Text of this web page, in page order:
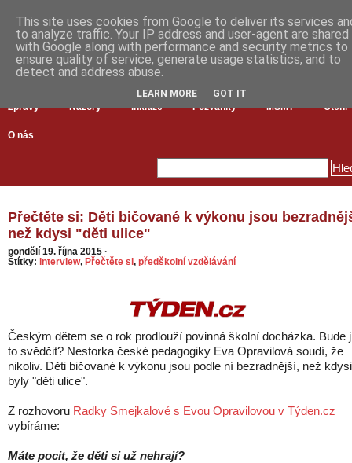
Zprávy Názory Inkluze Pozvánky MŠMT Čtení
O nás
Přečtěte si: Děti bičované k výkonu jsou
než kdysi "děti ulice"
pondělí 19. října 2015 ·
Štítky: interview, Přečtěte si, předškolní vzdělávání
Českým dětem se o rok prodlouží povinná školní docházka. Bude
to svědčit? Nestorka české pedagogiky Eva Opravilová soudí, že
nikoliv. Děti bičované k výkonu jsou podle ní bezradnější, než kdysi
byly "děti ulice".
Z rozhovoru Radky Smejkalové s Evou Opravilovou v Týden.cz
vybíráme:
Máte pocit, že děti si už nehrají?
This site uses cookies from Google to deliver its services
to analyze traffic. Your IP address and user-agent are shared
with Google along with performance and security metrics to
ensure quality of service, generate usage statistics, and to
detect and address abuse.
LEARN MORE GOT IT